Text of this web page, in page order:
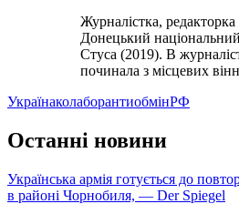
Журналістка,
Донецький
Стуса (2019). В
починала з місцевих
УкраїнаколаборантиобмінРФ
Останні новини
Українська армія готується до
в районі Чорнобиля, — Der Spiegel